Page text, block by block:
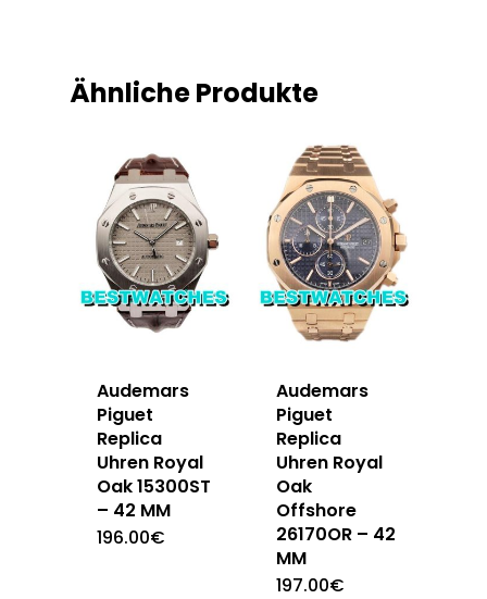
Ähnliche Produkte
Audemars
Piguet
Replica
Uhren Royal
Oak 15300ST
– 42 MM
196.00€
Audemars
Piguet
Replica
Uhren Royal
Oak
Offshore
26170OR – 42
MM
197.00€